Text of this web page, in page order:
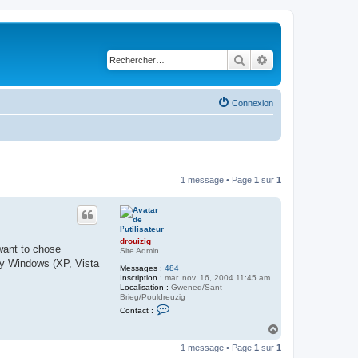
Rechercher
Connexion
1 message • Page 1 sur 1
drouizig
Site Admin
Messages : 484
Inscription : mar. nov. 16, 2004 11:45 am
Localisation : Gwened/Sant-
Brieg/Pouldreuzig
Contact :
to chose
Windows (XP, Vista
u
1 message • Page 1 sur 1